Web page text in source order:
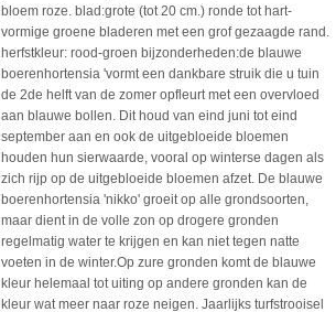
bloem roze. blad:grote (tot 20 cm.) ronde tot hart-
vormige groene bladeren met een grof gezaagde rand.
herfstkleur: rood-groen bijzonderheden:de blauwe
boerenhortensia 'vormt een dankbare struik die u tuin
de 2de helft van de zomer opfleurt met een overvloed
aan blauwe bollen. Dit houd van eind juni tot eind
september aan en ook de uitgebloeide bloemen
houden hun sierwaarde, vooral op winterse dagen als
zich rijp op de uitgebloeide bloemen afzet. De blauwe
boerenhortensia 'nikko' groeit op alle grondsoorten,
maar dient in de volle zon op drogere gronden
regelmatig water te krijgen en kan niet tegen natte
voeten in de winter.Op zure gronden komt de blauwe
kleur helemaal tot uiting op andere gronden kan de
kleur wat meer naar roze neigen. Jaarlijks turfstrooisel